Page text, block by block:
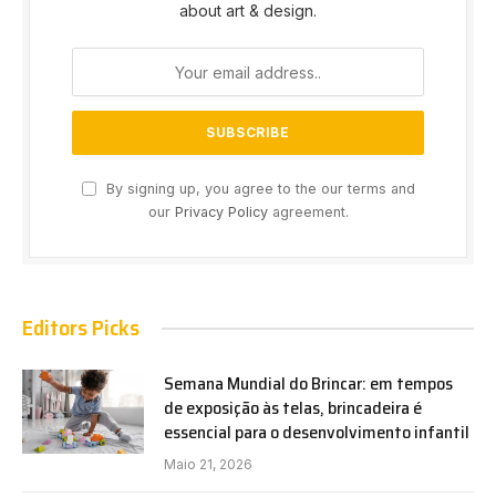
about art & design.
By signing up, you agree to the our terms and
our Privacy Policyagreement.
Editors Picks
Semana Mundial do Brincar: em tempos
de exposição às telas, brincadeira é
essencial para o desenvolvimento infantil
Maio 21, 2026